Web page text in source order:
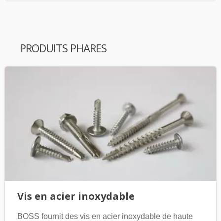
PRODUITS PHARES
Vis en acier inoxydable
BOSS fournit des vis en acier inoxydable de haute